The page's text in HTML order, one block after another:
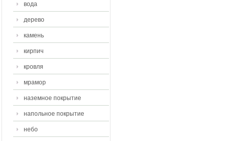
вода
дерево
камень
кирпич
кровля
мрамор
наземное покрытие
напольное покрытие
небо